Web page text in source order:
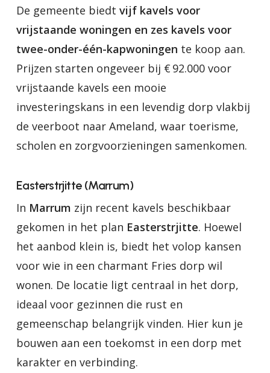
De gemeente biedt vijf kavels voor
vrijstaande woningen en zes kavels voor
twee-onder-één-kapwoningen te koop aan.
Prijzen starten ongeveer bij € 92.000 voor
vrijstaande kavels een mooie
investeringskans in een levendig dorp vlakbij
de veerboot naar Ameland, waar toerisme,
scholen en zorgvoorzieningen samenkomen.
Easterstrjitte (Marrum)
In Marrum zijn recent kavels beschikbaar
gekomen in het plan Easterstrjitte. Hoewel
het aanbod klein is, biedt het volop kansen
voor wie in een charmant Fries dorp wil
wonen. De locatie ligt centraal in het dorp,
ideaal voor gezinnen die rust en
gemeenschap belangrijk vinden. Hier kun je
bouwen aan een toekomst in een dorp met
karakter en verbinding.